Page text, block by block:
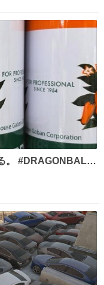
。 #DRAGONBALL